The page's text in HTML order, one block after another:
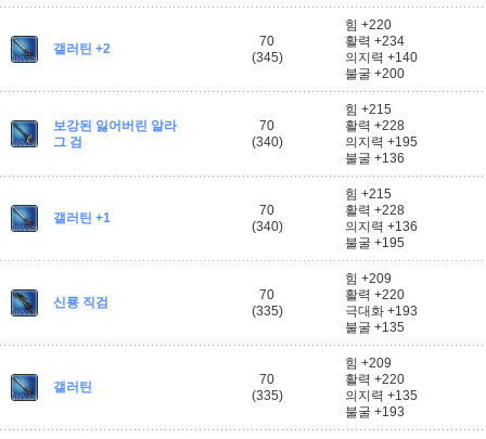
갤러틴 +2
70
(345)
힘 +220
활력 +234
의지력 +140
불굴 +200
보강된 잃어버린 알라
그 검
70
(340)
힘 +215
활력 +228
의지력 +195
불굴 +136
갤러틴 +1
70
(340)
힘 +215
활력 +228
의지력 +136
불굴 +195
신룡 직검
70
(335)
힘 +209
활력 +220
극대화 +193
불굴 +135
갤러틴
70
(335)
힘 +209
활력 +220
의지력 +135
불굴 +193